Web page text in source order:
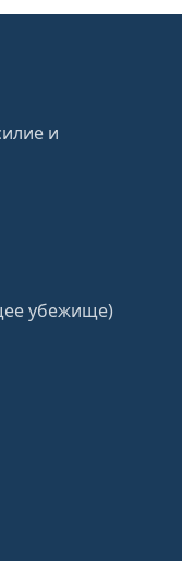
и
убежище)